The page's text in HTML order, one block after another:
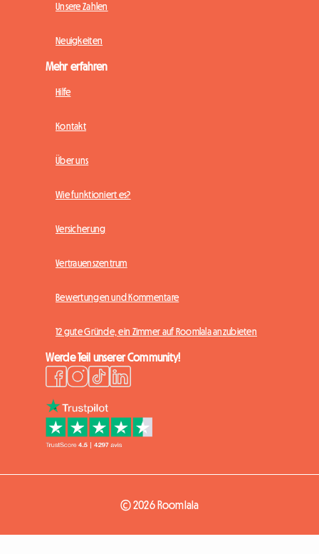
Unsere Zahlen
Neuigkeiten
Mehr erfahren
Hilfe
Kontakt
Über uns
Wie funktioniert es?
Versicherung
Vertrauenszentrum
Bewertungen und Kommentare
12 gute Gründe, ein Zimmer auf Roomlala anzubieten
Werde Teil unserer Community!
© 2026 Roomlala